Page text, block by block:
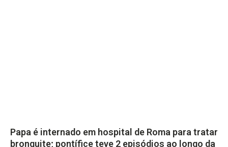
Papa é internado em hospital de Roma para tratar
bronquite; pontífice teve 2 episódios ao longo da